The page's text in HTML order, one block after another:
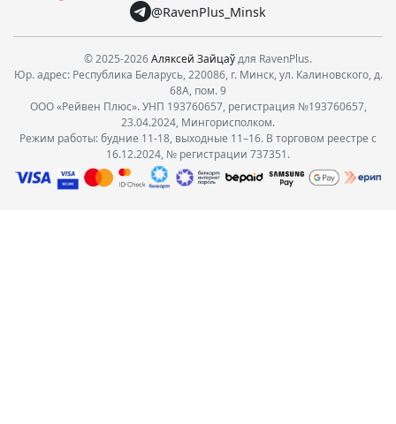
@RavenPlus_Minsk
© 2025-2026Аляксей Зайцаўдля RavenPlus.
Юр. адрес: Республика Беларусь, 220086, г. Минск, ул. Калиновского, д.
68А, пом. 9
ООО «Рейвен Плюс». УНП 193760657, регистрация №193760657,
23.04.2024, Мингорисполком.
Режим работы: будние 11-18, выходные 11–16. В торговом реестре с
16.12.2024, № регистрации 737351.